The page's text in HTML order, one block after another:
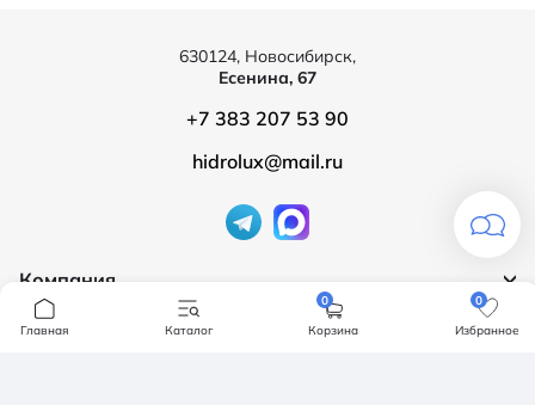
Компания
О компании
Продукция
630124, Новосибирск,
Есенина, 67
+7 383 207 53 90
hidrolux@mail.ru
Главная Каталог
0
Корзина
0
Избранное